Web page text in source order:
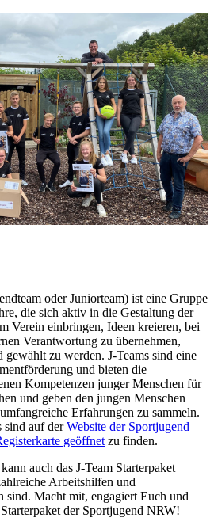
oder Juniorteam) ist eine Gruppe
die sich aktiv in die Gestaltung der
Verein einbringen, Ideen kreieren, bei
Verantwortung zu übernehmen,
gewählt zu werden. J-Teams sind eine
und bieten die
Kompetenzen junger Menschen für
und geben den jungen Menschen
Erfahrungen zu sammeln.
sind auf derWebsite der Sportjugend
geöffnet zu finden.
auch das J-Team Starterpaket
Arbeitshilfen und
sind. Macht mit, engagiert Euch und
der Sportjugend NRW!